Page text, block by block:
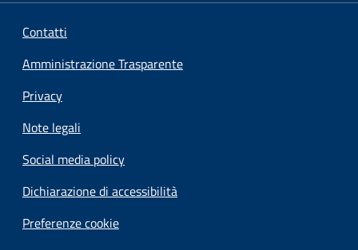
Contatti
Amministrazione Trasparente
Privacy
Note legali
Social media policy
Dichiarazione di accessibilità
Preferenze cookie